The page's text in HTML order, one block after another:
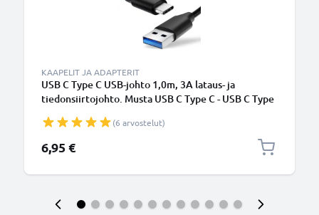
KAAPELIT JA ADAPTERIT
USB C Type C USB-johto 1,0m, 3A lataus- ja
tiedonsiirtojohto. Musta USB C Type C - USB C Type
(6 arvostelut)
6,95 €